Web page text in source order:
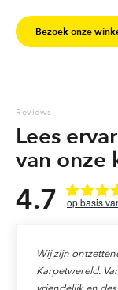
Bezoek onze
Reviews
Lees
van onze
4.7
Wij zijn
Karpetwereld.